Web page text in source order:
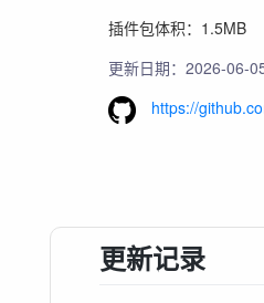
插件包体积：1.5MB
更新日期：2026-06-
https://
更新记录